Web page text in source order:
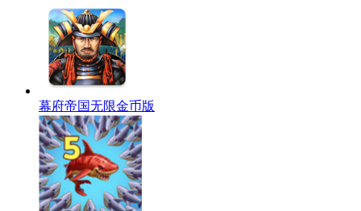
幕府帝国无限金币版